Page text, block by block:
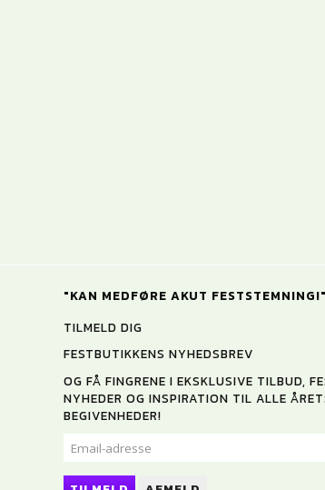
"KAN MEDFØRE AKUT FESTSTEMNING!"
TILMELD DIG
FESTBUTIKKENS NYHEDSBREV
OG FÅ FINGRENE I EKSKLUSIVE TILBUD,
NYHEDER OG INSPIRATION TIL ALLE
BEGIVENHEDER!
EMAIL-
ADRESSE